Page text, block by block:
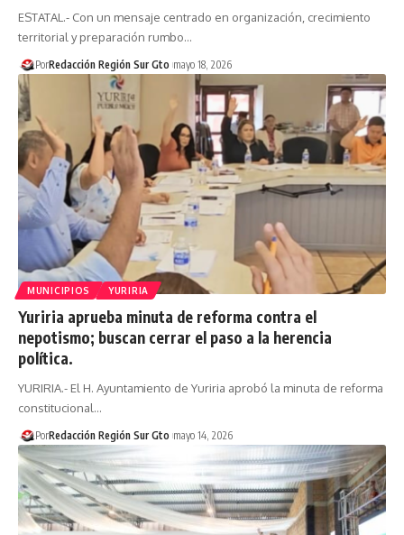
ESTATAL.- Con un mensaje centrado en organización, crecimiento
territorial y preparación rumbo…
PorRedacción Región Sur Gto mayo 18, 2026
MUNICIPIOS YURIRIA
Yuriria aprueba minuta de reforma contra el
nepotismo; buscan cerrar el paso a la herencia
política.
YURIRIA.- El H. Ayuntamiento de Yuriria aprobó la minuta de reforma
constitucional…
PorRedacción Región Sur Gto mayo 14, 2026